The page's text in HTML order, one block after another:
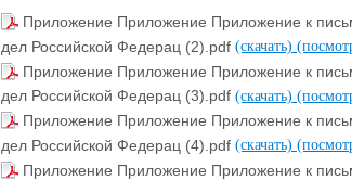
Приложение Приложение Приложение к
дел Российской Федерац (2).pdf (скачать)
Приложение Приложение Приложение к
дел Российской Федерац (3).pdf (скачать)
Приложение Приложение Приложение к
дел Российской Федерац (4).pdf (скачать)
Приложение Приложение Приложение к